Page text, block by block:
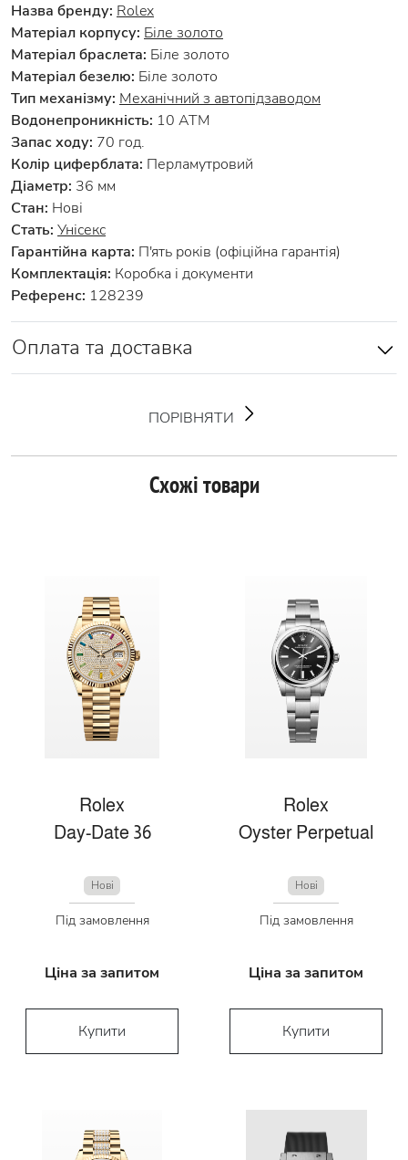
Назва бренду: Rolex
Матеріал корпусу: Біле золото
Матеріал браслета: Біле золото
Матеріал безелю: Біле золото
Тип механізму: Механічний з автопідзаводом
Водонепроникність: 10 АТМ
Запас ходу: 70 год.
Колір циферблата: Перламутровий
Діаметр: 36 мм
Стан: Нові
Стать: Унісекс
Гарантійна карта: П'ять років (офіційна гарантія)
Комплектація: Коробка і документи
Референс: 128239
Оплата та доставка
ПОРІВНЯТИ
Схожі товари
Rolex
Day-Date 36
Нові
Під замовлення
Ціна за запитом
Купити
Rolex
Oyster Perpetual
Нові
Під замовлення
Ціна за запитом
Купити